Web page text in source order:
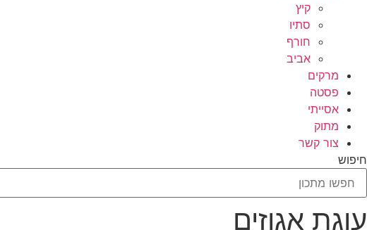
קיץ
סתיו
חורף
אביב
מרקים
פסטה
אסייתי
מתוק
צור קשר
חיפוש
עוגת אגוזים